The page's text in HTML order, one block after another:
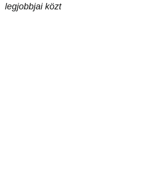
legjobbjai közt